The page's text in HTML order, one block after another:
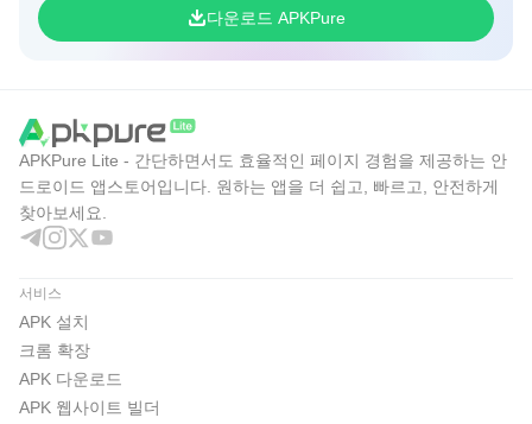
다운로드 APKPure
APKPure Lite - 간단하면서도 효율적인 페이지 경험을 제공하는 안
드로이드 앱스토어입니다. 원하는 앱을 더 쉽고, 빠르고, 안전하게
찾아보세요.
서비스
APK 설치
크롬 확장
APK 다운로드
APK 웹사이트 빌더